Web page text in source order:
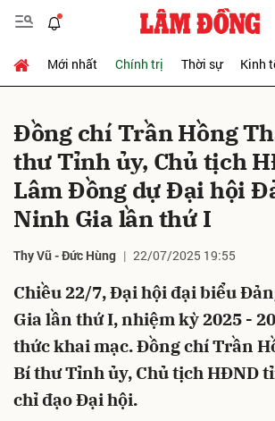
Mới nhất Chính trị Thời sự Kinh
Đồng chí Trần Hồng
thư Tỉnh ủy, Chủ tịch
Lâm Đồng dự Đại hội
Ninh Gia lần thứ I
Thy Vũ - Đức Hùng 22/07/2025 19:55
Chiều 22/7, Đại hội đại biểu
Gia lần thứ I, nhiệm kỳ 2025 -
thức khai mạc. Đồng chí Trần
Bí thư Tỉnh ủy, Chủ tịch HĐND
chỉ đạo Đại hội.
Gửi bình luận